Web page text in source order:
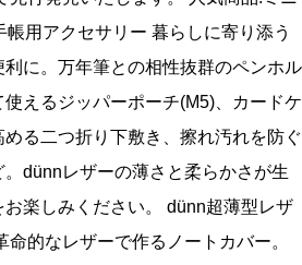
用アクセサリー 暮らしに寄り添う
に。万年筆との相性抜群のペンホル
えるジッパーポーチ(M5)、カードケ
る二つ折り下敷き、擦れ汚れを防ぐ
dünnレザーの薄さと柔らかさが生
楽しみください。 dünn超薄型レザ
命的なレザーで作るノートカバー。